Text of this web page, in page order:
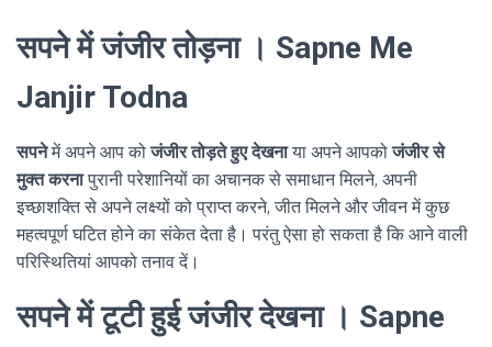
सपने में जंजीर तोड़ना । Sapne Me
Janjir Todna
सपनेमें अपने आप कोजंजीर तोड़ते हुए देखनाया अपने आपकोजंजीर से
मुक्त करनापुरानी परेशानियों का अचानक से समाधान मिलने, अपनी
इच्छाशक्ति से अपने लक्ष्यों को प्राप्त करने, जीत मिलने और जीवन में कुछ
महत्वपूर्ण घटित होने का संकेत देता है। परंतु ऐसा हो सकता है कि आने वाली
परिस्थितियां आपको तनाव दें।
सपने में टूटी हुई जंजीर देखना । Sapne